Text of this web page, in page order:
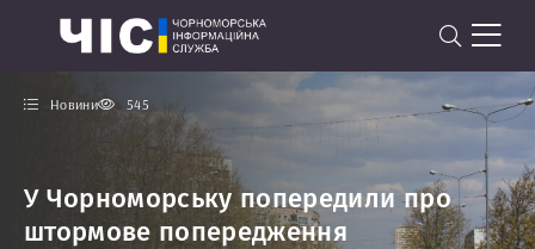
Новини 545
У Чорноморську попередили про
штормове попередження